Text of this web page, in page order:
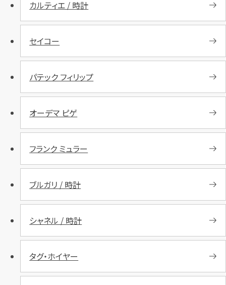
カルティエ / 時計
セイコー
パテック フィリップ
オーデマ ピゲ
フランク ミュラー
ブルガリ / 時計
シャネル / 時計
タグ・ホイヤー